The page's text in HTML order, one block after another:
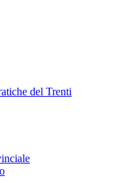
del Trenti